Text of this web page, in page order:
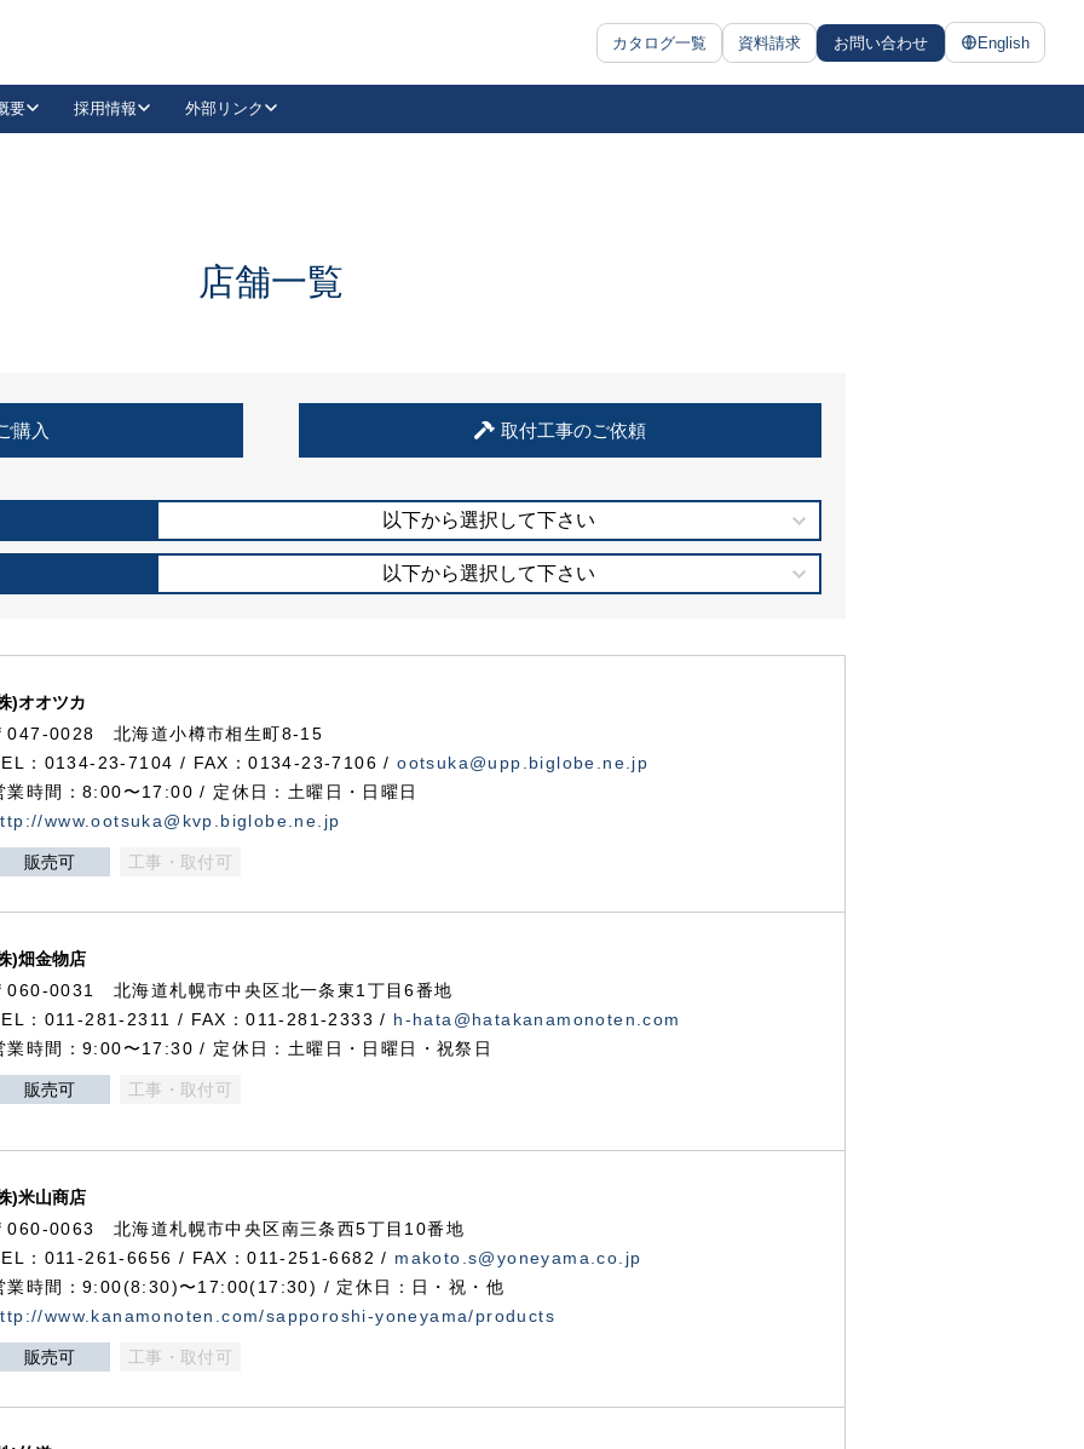
カタログ一覧 資料請求 お問い合わせ English
抗ウイルス・抗菌製品
要 採用情報 外部リンク
LinkedIn
住宅使用部材標準化推進協議会
店舗一覧
購入 取付工事のご依頼
以下から選択して下さい
以下から選択して下さい
)オオツカ
047-0028 北海道小樽市相生町8-15
：0134-23-7104 / FAX：0134-23-7106 /ootsuka@upp.biglobe.ne.jp
業時間：8:00〜17:00 / 定休日：土曜日・日曜日
www.ootsuka@kvp.biglobe.ne.jp
販売可 工事・取付可
)畑金物店
060-0031 北海道札幌市中央区北一条東1丁目6番地
：011-281-2311 / FAX：011-281-2333 / h-hata@hatakanamonoten.com
業時間：9:00〜17:30 / 定休日：土曜日・日曜日・祝祭日
販売可 工事・取付可
)米山商店
060-0063 北海道札幌市中央区南三条西5丁目10番地
：011-261-6656 / FAX：011-251-6682 / makoto.s@yoneyama.co.jp
業時間：9:00(8:30)〜17:00(17:30) / 定休日：日・祝・他
www.kanamonoten.com/sapporoshi-yoneyama/products
販売可 工事・取付可